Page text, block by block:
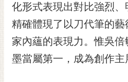
宣
告
市
交
化形式表現出對比強烈、
精確體現了以刀代筆的
家內蘊的表現力。惟吳
墨當屬第一，成為創作主